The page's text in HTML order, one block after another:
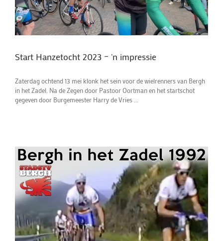
Start Hanzetocht 2023 – 'n impressie
Zaterdag ochtend 13 mei klonk het sein voor de wielrenners van Bergh
in het Zadel. Na de Zegen door Pastoor Oortman en het startschot
gegeven door Burgemeester Harry de Vries ...